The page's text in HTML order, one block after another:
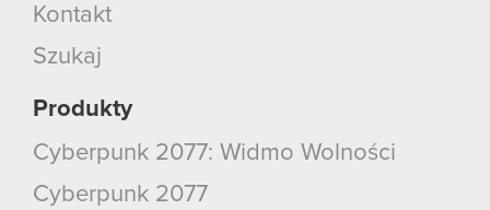
Kontakt
Szukaj
Produkty
Cyberpunk 2077: Widmo Wolności
Cyberpunk 2077